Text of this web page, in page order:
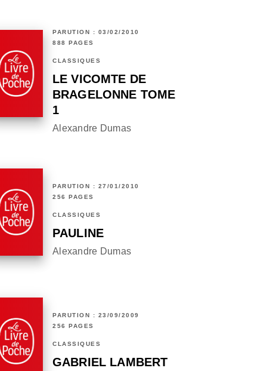
PARUTION : 03/02/2010
888 PAGES
CLASSIQUES
LE VICOMTE DE
BRAGELONNE TOME
1
Alexandre Dumas
PARUTION : 27/01/2010
256 PAGES
CLASSIQUES
PAULINE
Alexandre Dumas
PARUTION : 23/09/2009
256 PAGES
CLASSIQUES
GABRIEL LAMBERT